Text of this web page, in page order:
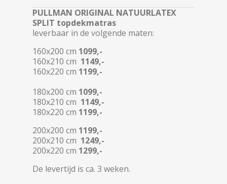
PULLMAN ORIGINAL NATUURLATEX
SPLIT topdekmatras
leverbaar in de volgende maten:
160x200 cm 1099,-
160x210 cm 1149,-
160x220 cm 1199,-
180x200 cm 1099,-
180x210 cm 1149,-
180x220 cm 1199,-
200x200 cm 1199,-
200x210 cm 1249,-
200x220 cm 1299,-
De levertijd is ca. 3 weken.